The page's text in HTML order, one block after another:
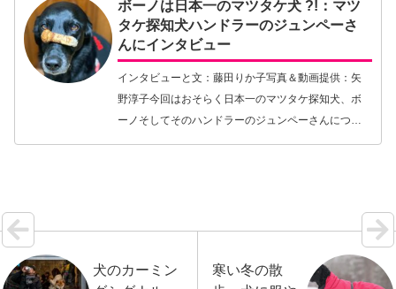
ボーノは日本一のマツタケ犬 ?!：マツ
タケ探知犬ハンドラーのジュンペーさ
んにインタビュー
インタビューと文：藤田りか子写真＆動画提供：矢
野淳子今回はおそらく日本一のマツタケ探知犬、ボ
ーノそしてそのハンドラーのジュンペーさんについ
て紹介したい。ドッグダンスの世界にいる方ならド
犬のカーミン
寒い冬の散